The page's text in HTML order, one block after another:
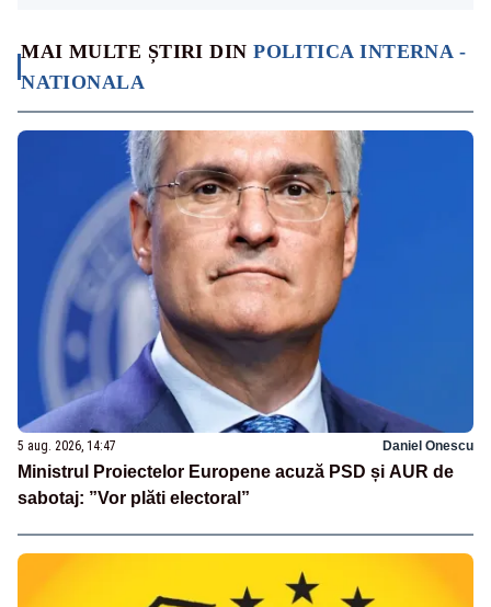
MAI MULTE ȘTIRI DINPOLITICA INTERNA -
NATIONALA
5 aug. 2026, 14:47 Daniel Onescu
Ministrul Proiectelor Europene acuză PSD și AUR de
sabotaj: ”Vor plăti electoral”